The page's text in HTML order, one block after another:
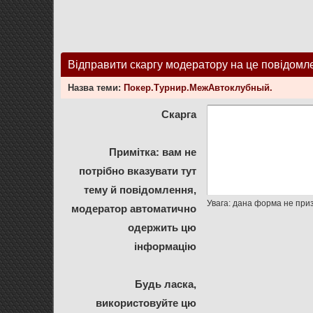
Відправити скаргу модератору на це
Назва теми: Покер.Турнир.МежАвтоклубный.
Скарга
Примітка: вам не
потрібно вказувати тут
тему й повідомлення,
модератор автоматично
одержить цю
інформацію
Будь ласка,
використовуйте цю